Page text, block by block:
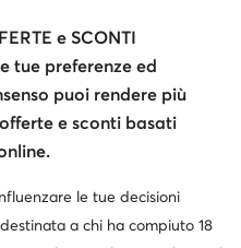
l'app
e SCONTI
tue preferenze ed
puoi rendere più
e sconti basati
le tue decisioni
a chi ha compiuto 18